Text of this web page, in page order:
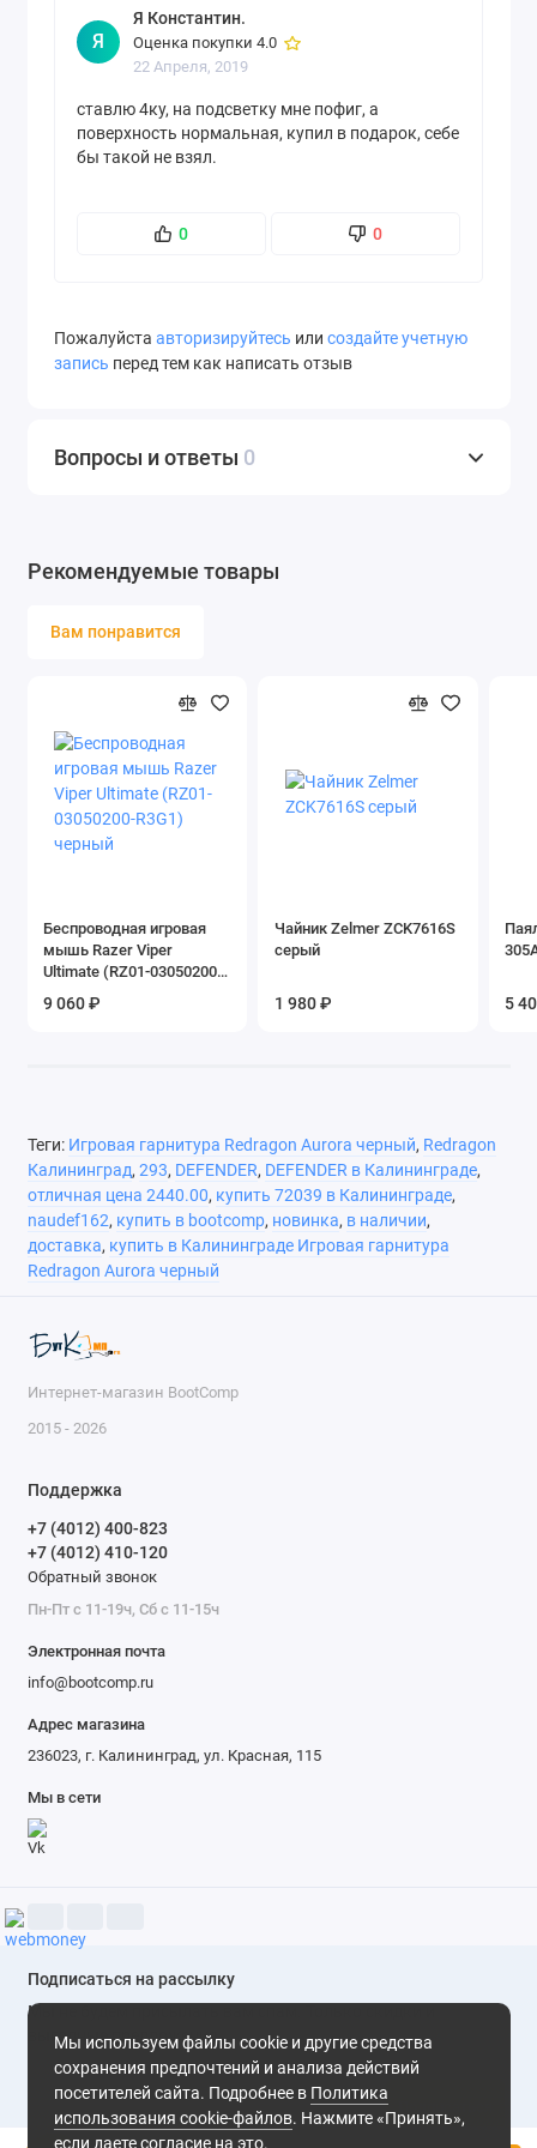
Минимальная
воспроизводимая частота
Максимальная
воспроизводимая частота
10000 Гц
Чувствительность
Функции и особенности
ветрозащита
Разъем для подключения
Длина кабеля
Прозрачный режим (Talk
Through)
Вид управления механический
Регулятор громкости
Управление со смартфона нет
Заявленная
совместимость с
количество
аудиоисточников
Поддержка карт памяти нет
Комплектация документация
Я
Я Константин.
Оценка покупки 4.0
22 Апреля, 2019
ставлю 4ку, на подсветку мне пофиг, а
поверхность нормальная, купил в подарок, себе
бы такой не взял.
0 0
Пожалуйста авторизируйтесь или создайте учетную
запись перед тем как написать отзыв
Вопросы и ответы 0
Рекомендуемые товары
Вам понравится
Беспроводная игровая
мышь Razer Viper
Ultimate (RZ01-03050200-
R3G1) черный
9 060 ₽
Чайник Zelmer ZCK7616S
серый
1 980 ₽ 5
Теги: Игровая гарнитура Redragon Aurora черный, Redragon
Калининград, 293, DEFENDER, DEFENDER в Калининграде,
отличная цена 2440.00, купить 72039 в Калининграде,
naudef162, купить в bootcomp, новинка, в наличии,
доставка, купить в Калининграде Игровая гарнитура
Redragon Aurora черный
Мы используем файлы cookie и другие средства
сохранения предпочтений и анализа действий
посетителей сайта. Подробнее в Политика
использования cookie-файлов. Нажмите «Принять»,
если даете согласие на это.
Интернет-магазин BootComp
2015 - 2026
Поддержка
+7 (4012) 400-823
+7 (4012) 410-120
Обратный звонок
Пн-Пт с 11-19ч, Сб с 11-15ч
Электронная почта
info@bootcomp.ru
Адрес магазина
236023, г. Калининград, ул. Красная, 115
Мы в сети
Подписаться на рассылку
Мы не будем присылать вам спам. Только скидки и
выгодные предложения